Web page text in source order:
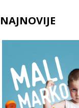
NAJNOVIJE